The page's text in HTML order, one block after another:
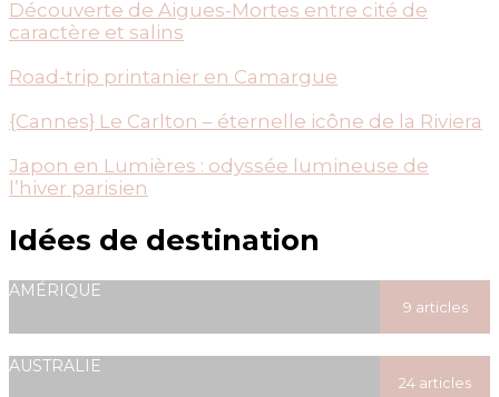
Découverte de Aigues-Mortes entre cité de
caractère et salins
Road-trip printanier en Camargue
{Cannes} Le Carlton – éternelle icône de la Riviera
Japon en Lumières : odyssée lumineuse de
l’hiver parisien
Idées de destination
AMÉRIQUE
9 articles
posted
AUSTRALIE
24 articles